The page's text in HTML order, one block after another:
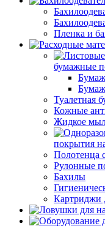
Пленка и
бумажные
Туалетная
Кожные
Жидкое
покрытия
Полотенца
Рулонные
Бахилы
Картриджи